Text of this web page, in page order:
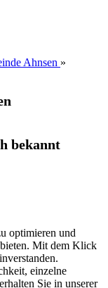
Ahnsen »
bekannt
optimieren und
Mit dem Klick
einzelne
Sie in unserer